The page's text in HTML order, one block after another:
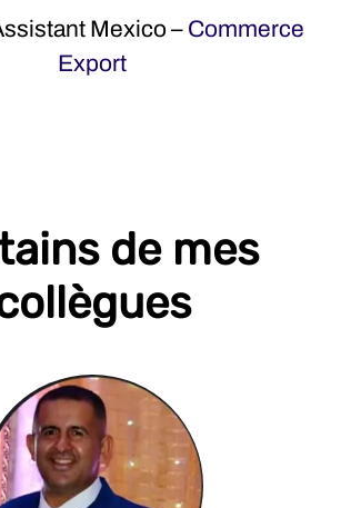
Mexico – Commerce
Export
de mes